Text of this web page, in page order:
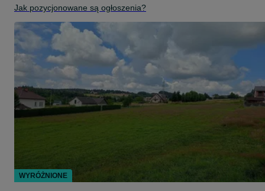
Jak pozycjonowane są ogłoszenia?
WYRÓŻNIONE